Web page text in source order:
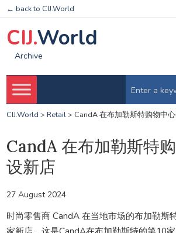
← back to CIJ.World
CIJ.World
Archive
CIJ.World > Retail> CandA 在布加勒斯特购物中
CandA 在布加勒斯特
设新店
27 August 2024
时尚零售商 CandA 在当地市场的布加勒斯